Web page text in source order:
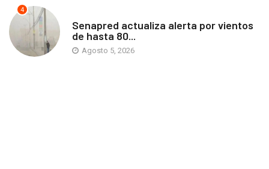
4
Senapred actualiza alerta por vientos
de hasta 80...
Agosto 5, 2026